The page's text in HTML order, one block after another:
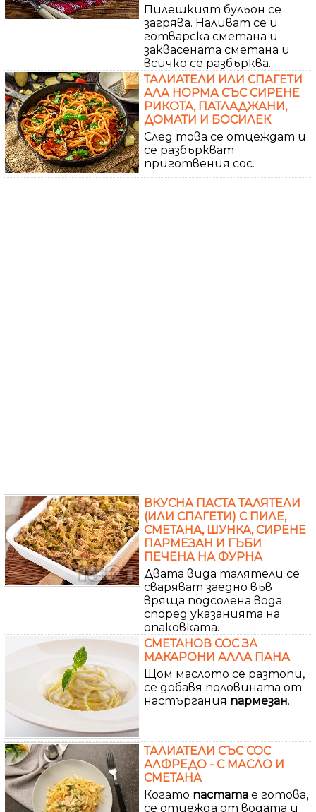
Пилешкият бульон се
загрява. Наливат се и
готварска сметана и
заквасената сметана и
всичко се разбърква.
ТАЛИАТЕЛИ ИЛИ СПАГЕТИ
АЛА НОРМА СЪС СИРЕНЕ
РИКОТА, ПАТЛАДЖАНИ,
ДОМАТИ И БОСИЛЕК
След това се отцеждат и
се разбъркват
приготвения сос.
ВКУСНА ПАСТА ТАЛЯТЕЛИ
(ИЛИ СПАГЕТИ) С ПИЛЕ,
СМЕТАНА, ШУНКА, СИРЕНЕ
ПАРМЕЗАН И ГЪБИ
ПЕЧЕНА НА ФУРНА
Двата вида талятели се
сваряват заедно във
вряща подсолена вода
според указанията на
опаковката.
СМЕТАНОВ СОС ЗА
МАКАРОНИ АЛЛА ПАНА
Щом маслото се разтопи,
се добавя половината от
настъргания пармезан.
ТАЛИАТЕЛИ СЪС СОС
АЛФРЕДО - С МАСЛО И
СМЕТАНА
Когато пастата е готова,
се отцежда от водата и